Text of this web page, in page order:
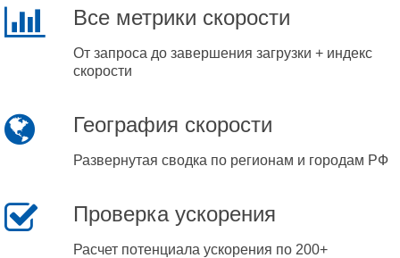
Все метрики скорости
От запроса до завершения загрузки + индекс
скорости
География скорости
Развернутая сводка по регионам и городам РФ
Проверка ускорения
Расчет потенциала ускорения по 200+